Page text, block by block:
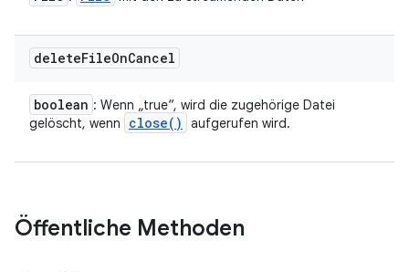
deleteFileOnCancel
boolean : Wenn „true“, wird die zugehörige Datei
gelöscht, wenn
close( ) aufgerufen wird.
Öffentliche Methoden